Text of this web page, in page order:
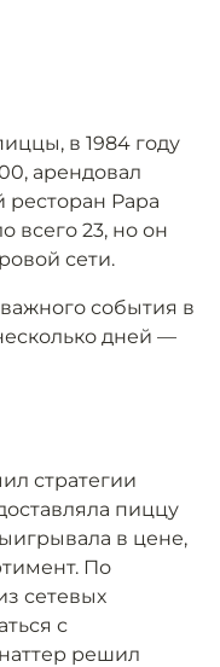
в 1984 году
арендовал
Papa
всего 23, но он
сети.
события в
дней —
стратегии
пиццу
в цене,
По
сетевых
с
решил